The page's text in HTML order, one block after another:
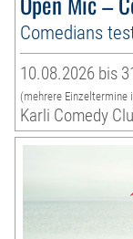
Comedians
10.08.2026 bis
(mehrere Einzeltermine
Karli Comedy